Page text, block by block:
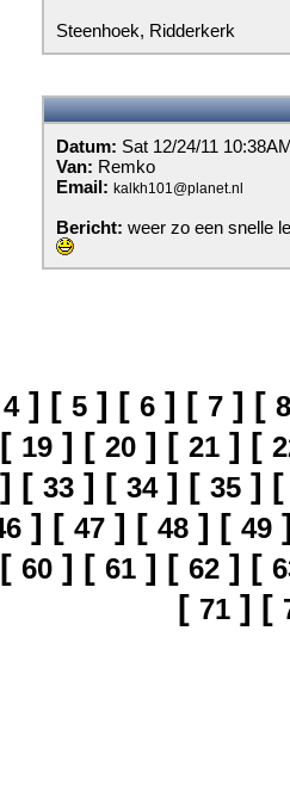
Steenhoek, Ridderkerk
Datum: Sat 12/24/11
Van: Remko
Email: kalkh101@planet.nl
Bericht: weer zo een snelle
4] [ 5 ] [ 6 ] [ 7 ] [ 8
[ 19 ] [ 20 ] [ 21 ] [
] [ 33 ] [ 34] [ 35 ]
] [ 47 ] [ 48 ] [ 49
[ 60 ] [ 61 ] [ 62 ] [
[ 71 ] [